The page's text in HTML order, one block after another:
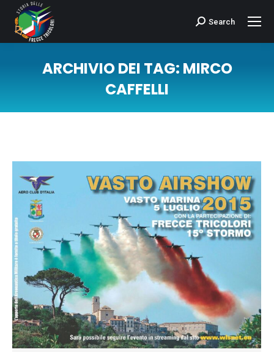
Cerca:Search
ARCHIVIO DEI TAG: MIRCO
CAFFELLI